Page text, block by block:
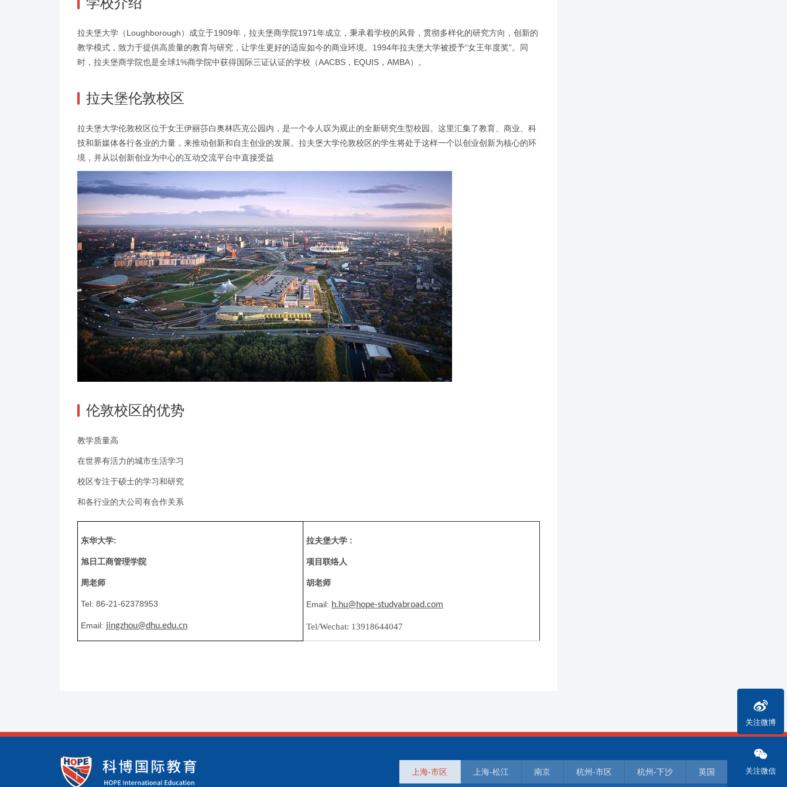
拉夫堡大学（Loughborough）成立于1909年，拉夫堡商学院1971年成立，秉承着学校的风骨，贯彻多样化的研究方向，创新的
教学模式，致力于提供高质量的教育与研究，让学生更好的适应如今的商业环境。1994年拉夫堡大学被授予“女王年度奖”。同
时，拉夫堡商学院也是全球1%商学院中获得国际三证认证的学校（AACBS，EQUIS，AMBA）。
拉夫堡伦敦校区
拉夫堡大学伦敦校区位于女王伊丽莎白奥林匹克公园内，是一个令人叹为观止的全新研究生型校园。这里汇集了教育、商业、科
技和新媒体各行各业的力量，来推动创新和自主创业的发展。拉夫堡大学伦敦校区的学生将处于这样一个以创业创新为核心的环
境，并从以创新创业为中心的互动交流平台中直接受益
伦敦校区的优势
教学质量高
在世界有活力的城市生活学习
校区专注于硕士的学习和研究
和各行业的大公司有合作关系
东华大学:
旭日工商管理学院
周老师
Tel: 86-21-62378953
Email: jingzhou@dhu.edu.cn
拉夫堡大学 :
项目联络人
胡老师
Email: h.hu@hope-studyabroad.com
Tel/Wechat: 13918644047
上海-市区 上海-松江 南京 杭州-市区 杭州-下沙 英国
关注微博
关注微信